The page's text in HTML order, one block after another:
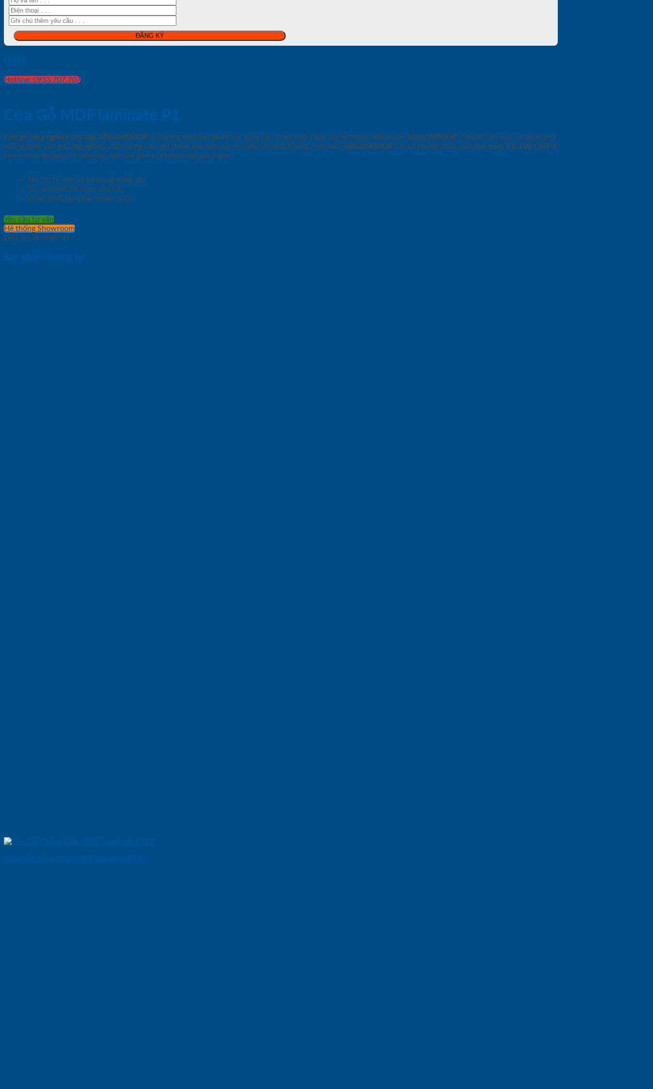
HOẶC
Hotline: 0933.707.707
Cửa Gỗ MDF laminate P1
Cửa gỗ công nghiệp cao cấp SAIGONDOOR là thương hiệu sản phẩm các dòng cửa trong một chuỗi các hệ thống Showroom SAIGONDOOR. Chuyên sản xuất và phân phối
những dòng cửa gỗ công nghiệp chất lượng cao, giá thành phù hợp với mọi nhu cầu khách hàng. Trên hết, SAIGONDOOR còn có những chính sách bán hàng ƯU ĐÃI CAO đi
kèm với sự đa dạng về mẫu mã, loại cửa gỗ và cả phân khúc giá thành.
Hỗ trợ tư vấn về kỹ thuật miễn phí
Tư vấn thiết kế theo nhu cầu
Phân phối sản phẩm toàn quốc
Yêu cầu tư vấn
Hệ thống Showroom
ĐẶT MUA NHANH
Sản phẩm tương tự
Cửa Gỗ Chống Cháy MDF Laminate P1R2